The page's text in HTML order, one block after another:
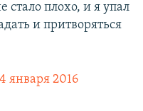
плохо, и я упал
и притворяться
января 2016